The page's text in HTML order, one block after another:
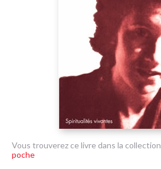
Vous trouverez ce livre dans la collection
poche